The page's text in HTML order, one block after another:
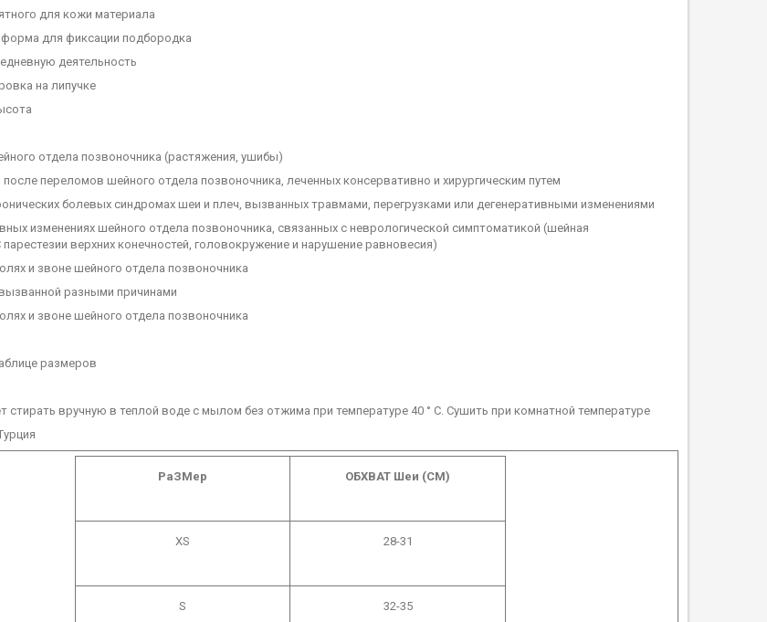
для кожи материала
для фиксации подбородка
деятельность
на липучке
отдела позвоночника (растяжения, ушибы)
после переломов шейного отдела позвоночника, леченных консервативно и хирургическим путем
болевых синдромах шеи и плеч, вызванных травмами, перегрузками или дегенеративными изменениями
изменениях шейного отдела позвоночника, связанных с неврологической симптоматикой (шейная
верхних конечностей, головокружение и нарушение равновесия)
и звоне шейного отдела позвоночника
разными причинами
и звоне шейного отдела позвоночника
размеров
стирать вручную в теплой воде с мылом без отжима при температуре 40 ° C. Сушить при комнатной температуре
РаЗМер ОБХВАТ Шеи (СМ)
XS 28-31
S 32-35